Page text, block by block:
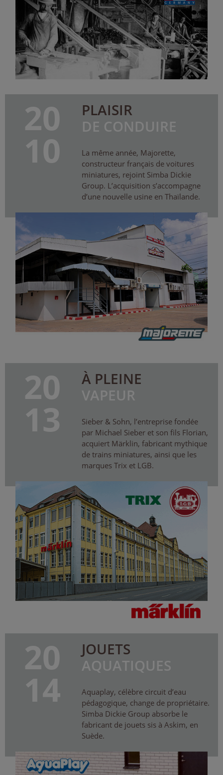
20
10
PLAISIR
DE CONDUIRE
La même année, Majorette,
constructeur français de voitures
miniatures, rejoint Simba Dickie
Group. L’acquisition s’accompagne
d’une nouvelle usine en Thaïlande.
20
13
À PLEINE
VAPEUR
Sieber & Sohn, l’entreprise fondée
par Michael Sieber et son fils Florian,
acquiert Märklin, fabricant mythique
de trains miniatures, ainsi que les
marques Trix et LGB.
20
14
JOUETS
AQUATIQUES
Aquaplay, célèbre circuit d’eau
pédagogique, change de propriétaire.
Simba Dickie Group absorbe le
fabricant de jouets sis à Askim, en
Suède.